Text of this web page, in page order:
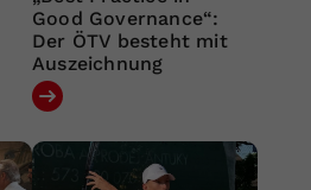
Good Governance“:
Der ÖTV besteht mit
Auszeichnung